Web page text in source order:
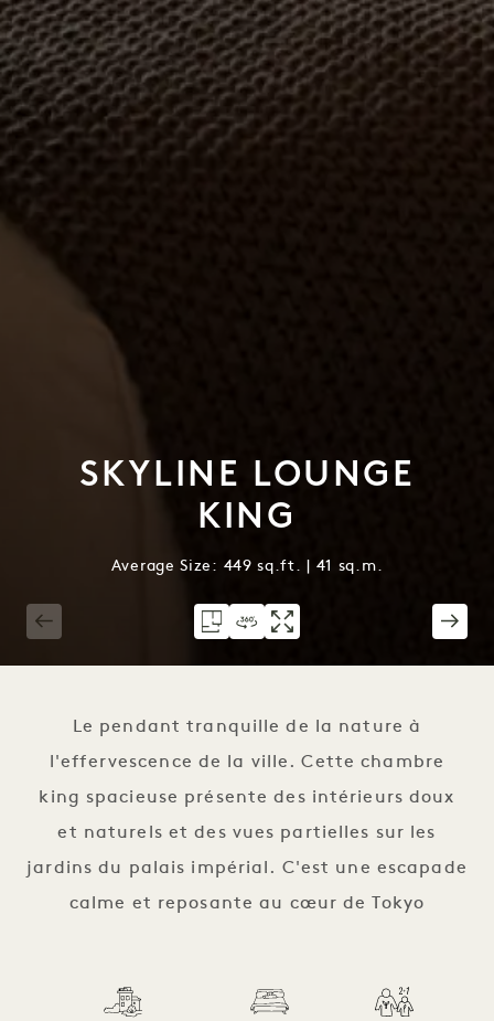
SKYLINE LOUNGE
KING
Average Size: 449 sq.ft. | 41 sq.m.
Le pendant tranquille de la nature à
l'effervescence de la ville. Cette chambre
king spacieuse présente des intérieurs doux
et naturels et des vues partielles sur les
jardins du palais impérial. C'est une escapade
calme et reposante au cœur de Tokyo